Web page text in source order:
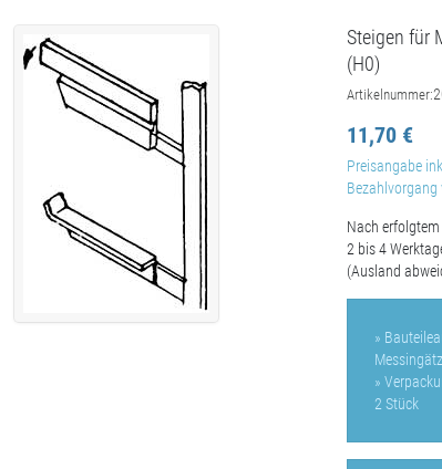
Steigen für
(H0)
Artikelnummer:
11,70 €
Preisangabe
Bezahlvorgang
Nach
2 bis 4
(Ausland
»
»
2 Stück